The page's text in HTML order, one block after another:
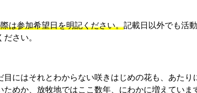
は参加希望日を明記ください。記載日以外でも活
さい。
にはそれとわからない咲きはじめの花も、あたり
めか、放牧地ではここ数年、にわかに増えていま